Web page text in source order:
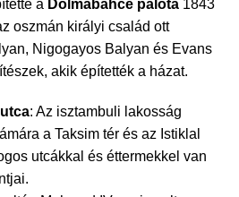
a Dolmabahce palota 1843
oszmán királyi család ott
Nigogayos Balyan és Evans
akik építették a házat.
: Az isztambuli lakosság
a Taksim tér és az Istiklal
utcákkal és éttermekkel van